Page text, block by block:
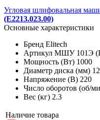
Угловая шлифовальная
(E2213.023.00)
Основные характеристики
Бренд Elitech
Артикул МШУ 101Э
Мощность (Вт) 1000
Диаметр диска (мм)
Напряжение (В) 220
Число оборотов (об/
Вес (кг) 2.3
Наличие товара